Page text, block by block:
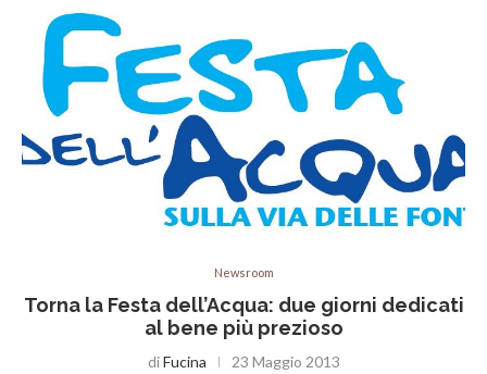
Newsroom
Torna la Festa dell’Acqua: due giorni dedicati
al bene più prezioso
diFucina 23 Maggio 2013